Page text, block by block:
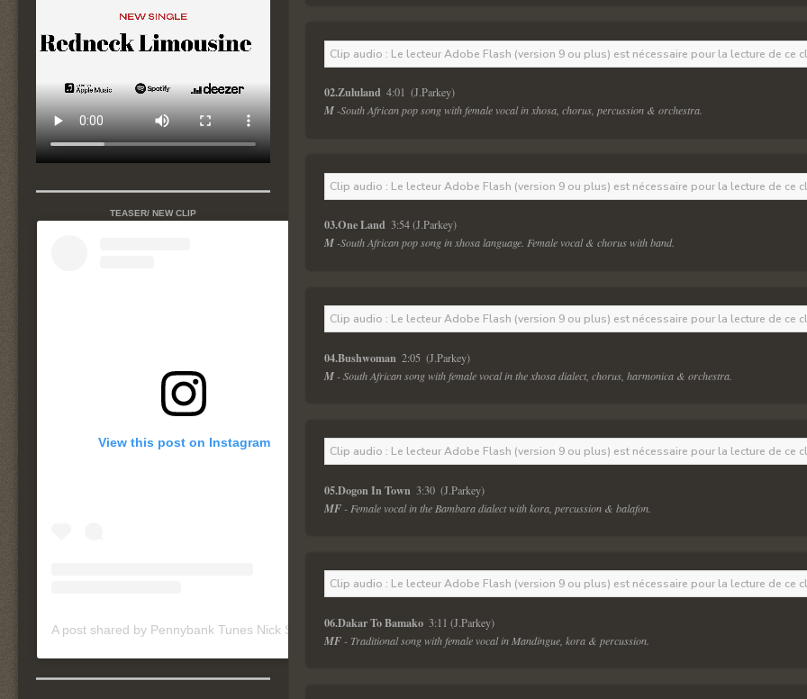
Clip audio : Le lecteur Adobe Flash (version 9 ou plus) est nécessaire pour la lecture de ce
02.Zululand 4:01  (J.Parkey)
M -South African pop song with female vocal in xhosa, chorus, percussion & orchestra.
Clip audio : Le lecteur Adobe Flash (version 9 ou plus) est nécessaire pour la lecture de ce
03.One Land 3:54 (J.Parkey)
M -South African pop song in xhosa language. Female vocal & chorus with band.
Clip audio : Le lecteur Adobe Flash (version 9 ou plus) est nécessaire pour la lecture de ce
04.Bushwoman 2:05  (J.Parkey)
M - South African song with female vocal in the xhosa dialect, chorus, harmonica & orchestra.
Clip audio : Le lecteur Adobe Flash (version 9 ou plus) est nécessaire pour la lecture de ce
05.Dogon In Town 3:30  (J.Parkey)
MF - Female vocal in the Bambara dialect with kora, percussion & balafon.
Clip audio : Le lecteur Adobe Flash (version 9 ou plus) est nécessaire pour la lecture de ce
06.Dakar To Bamako 3:11 (J.Parkey)
MF - Traditional song with female vocal in Mandingue, kora & percussion.
TEASER/ NEW CLIP
View this post on Instagram